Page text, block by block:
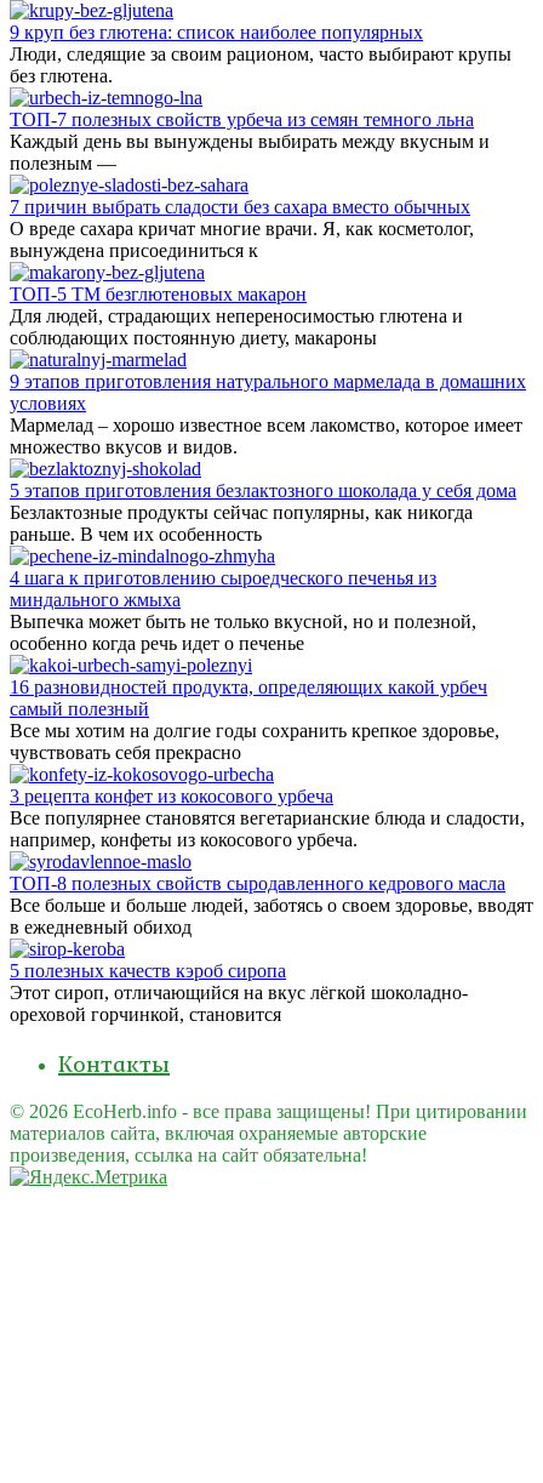
9 круп без глютена: список наиболее популярных
Люди, следящие за своим рационом, часто выбирают крупы
без глютена.
ТОП-7 полезных свойств урбеча из семян темного льна
Каждый день вы вынуждены выбирать между вкусным и
полезным —
7 причин выбрать сладости без сахара вместо обычных
О вреде сахара кричат многие врачи. Я, как косметолог,
вынуждена присоединиться к
ТОП-5 ТМ безглютеновых макарон
Для людей, страдающих непереносимостью глютена и
соблюдающих постоянную диету, макароны
9 этапов приготовления натурального мармелада в домашних
условиях
Мармелад – хорошо известное всем лакомство, которое имеет
множество вкусов и видов.
5 этапов приготовления безлактозного шоколада у себя дома
Безлактозные продукты сейчас популярны, как никогда
раньше. В чем их особенность
4 шага к приготовлению сыроедческого печенья из
миндального жмыха
Выпечка может быть не только вкусной, но и полезной,
особенно когда речь идет о печенье
16 разновидностей продукта, определяющих какой урбеч
самый полезный
Все мы хотим на долгие годы сохранить крепкое здоровье,
чувствовать себя прекрасно
3 рецепта конфет из кокосового урбеча
Все популярнее становятся вегетарианские блюда и сладости,
например, конфеты из кокосового урбеча.
ТОП-8 полезных свойств сыродавленного кедрового масла
Все больше и больше людей, заботясь о своем здоровье, вводят
в ежедневный обиход
5 полезных качеств кэроб сиропа
Этот сироп, отличающийся на вкус лёгкой шоколадно-
ореховой горчинкой, становится
Контакты
© 2026 EcoHerb.info - все права защищены! При цитировании
материалов сайта, включая охраняемые авторские
произведения, ссылка на сайт обязательна!